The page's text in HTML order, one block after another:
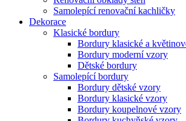
Samolepící renovační kachličky
Dekorace
Klasické bordury
Bordury klasické a
Bordury moderní vzory
Dětské bordury
Samolepící bordury
Bordury dětské vzory
Bordury klasické vzory
Bordury koupelnové vzory